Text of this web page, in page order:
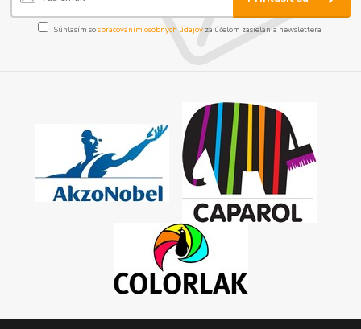
Súhlasím sospracovaním osobných údajov za účelom zasielania newslettera.